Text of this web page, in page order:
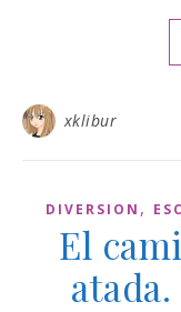
xklibur
DIVERSION ,
El